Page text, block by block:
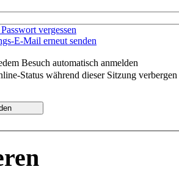
vergessen
E-Mail erneut senden
Besuch automatisch anmelden
Status während dieser Sitzung verbergen